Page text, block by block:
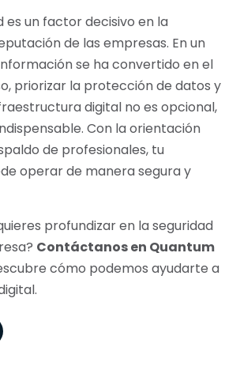
es un factor decisivo en la
de las empresas. En un
se ha convertido en el
priorizar la protección de datos y
digital no es opcional,
Con la orientación
de profesionales, tu
operar de manera segura y
profundizar en la seguridad
Contáctanos en Quantum
cómo podemos ayudarte a